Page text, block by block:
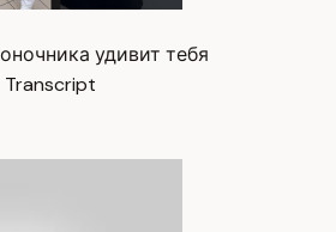
удивит тебя